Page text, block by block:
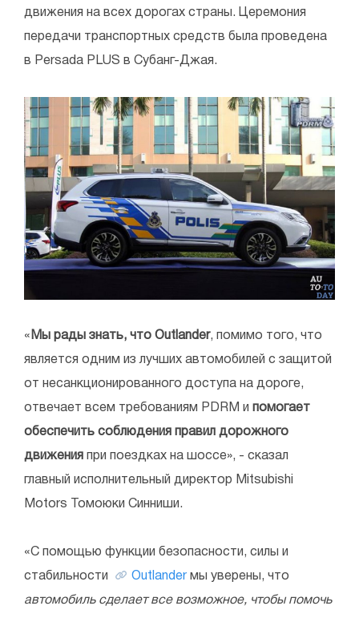
движения на всех дорогах страны. Церемония
передачи транспортных средств была проведена
в Persada PLUS в Субанг-Джая.
« Мы рады знать, что Outlander, помимо того, что
является одним из лучших автомобилей с защитой
от несанкционированного доступа на дороге,
отвечает всем требованиям PDRM и помогает
обеспечить соблюдения правил дорожного
движения при поездках на шоссе», - сказал
главный исполнительный директор Mitsubishi
Motors Томоюки Синниши.
«С помощью функции безопасности, силы и
стабильности Outlander мы уверены, что
автомобиль сделает все возможное, чтобы помочь